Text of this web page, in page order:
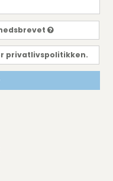
privatlivspolitikken.